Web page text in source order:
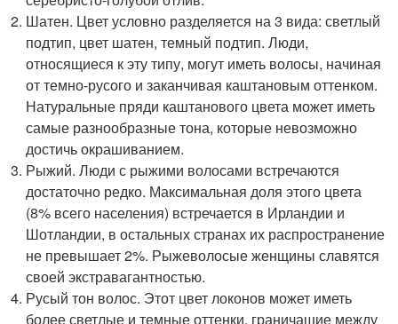
Шатен. Цвет условно разделяется на 3 вида: светлый
подтип, цвет шатен, темный подтип. Люди,
относящиеся к эту типу, могут иметь волосы, начиная
от темно-русого и заканчивая каштановым оттенком.
Натуральные пряди каштанового цвета может иметь
самые разнообразные тона, которые невозможно
достичь окрашиванием.
Рыжий. Люди с рыжими волосами встречаются
достаточно редко. Максимальная доля этого цвета
(8% всего населения) встречается в Ирландии и
Шотландии, в остальных странах их распространение
не превышает 2%. Рыжеволосые женщины славятся
своей экстравагантностью.
Русый тон волос. Этот цвет локонов может иметь
более светлые и темные оттенки, граничащие между